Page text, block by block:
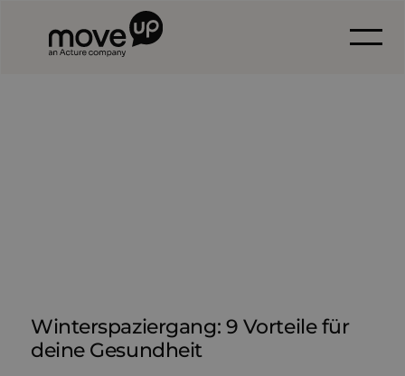
Winterspaziergang: 9 Vorteile für
deine Gesundheit